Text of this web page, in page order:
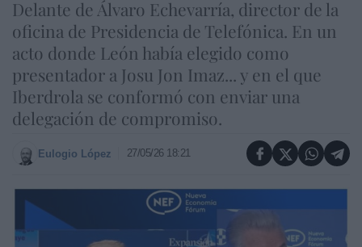
Delante de Álvaro Echevarría, director de la
oficina de Presidencia de Telefónica. En un
acto donde León había elegido como
presentador a Josu Jon Imaz... y en el que
Iberdrola se conformó con enviar una
delegación de compromiso.
Eulogio López 27/05/26 18:21